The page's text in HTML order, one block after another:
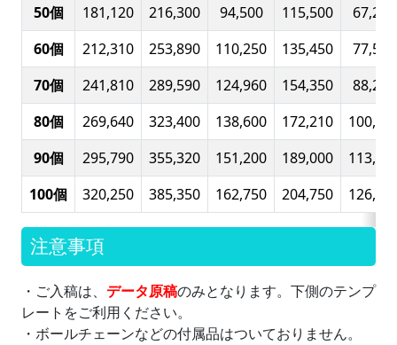
50個
181,120 216,300 94,500 115,500
67,210
60個
212,310 253,890 110,250 135,450
77,500
70個
241,810 289,590 124,960 154,350
88,200
80個
269,640 323,400 138,600 172,210
90個
295,790 355,320 151,200 189,000
100個
320,250 385,350 162,750 204,750
注意事項
・ご入稿は、 データ原稿のみとなります。下側のテンプ
レートをご利用ください。
・ボールチェーンなどの付属品はついておりません。